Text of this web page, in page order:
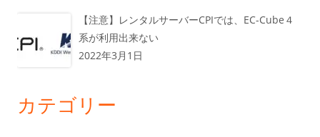
【注意】レンタルサーバーCPIでは、EC-Cube４
系が利用出来ない
2022年3月1日
カテゴリー